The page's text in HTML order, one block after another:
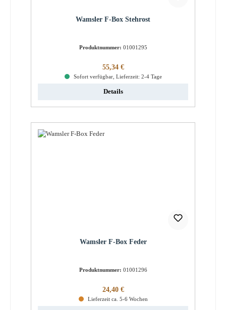
Wamsler F-Box Stehrost
Produktnummer: 01001295
Regulärer Preis:
55,34 €
Sofort verfügbar, Lieferzeit: 2-4 Tage
Details
Wamsler F-Box Feder
Produktnummer: 01001296
Regulärer Preis:
24,40 €
Lieferzeit ca. 5-6 Wochen